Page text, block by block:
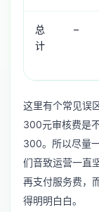
总
计
–
这里有个常见误
300元审核费是
300。所以尽量
们音致运营一直
再支付服务费，
得明明白白。